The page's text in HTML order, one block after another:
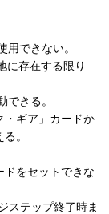
できない。
に存在する限り
きる。
・ギア」カードか
。
ドをセットできな
ステップ終了時ま